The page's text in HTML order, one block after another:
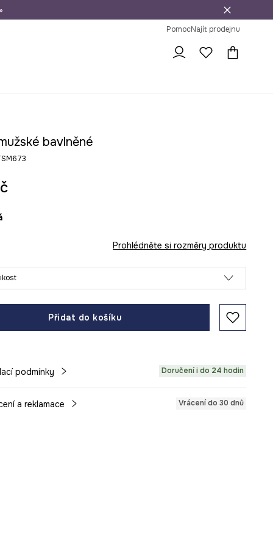
na vrácení zboží
PomocNajít prodejnu
bavlněné
Prohlédněte si rozměry produktu
Přidat do košíku
podmínky Doručení i do 24 hodin
a reklamace Vrácení do 30 dnů